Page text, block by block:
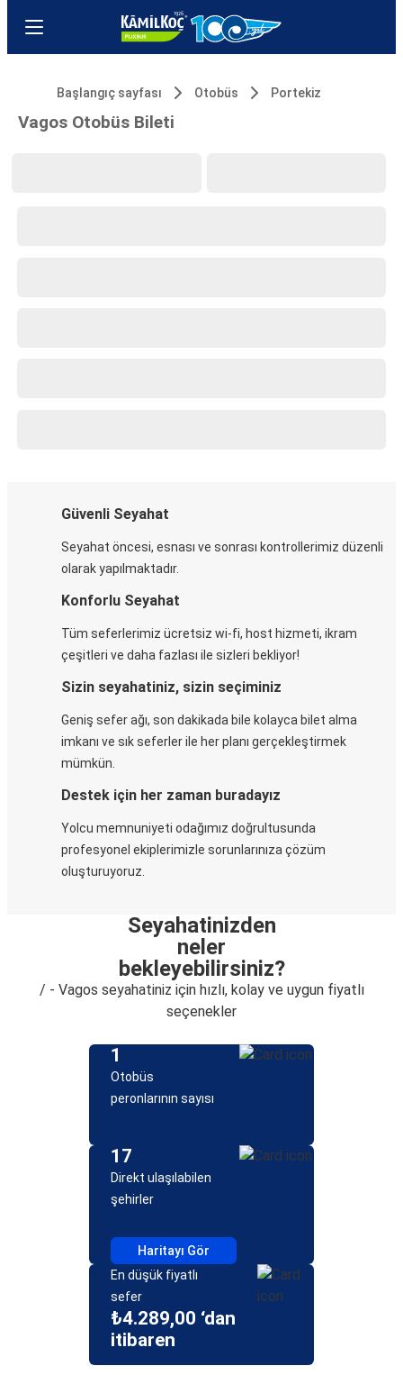
Başlangıç sayfası Otobüs Portekiz
Vagos Otobüs Bileti
Güvenli Seyahat
Seyahat öncesi, esnası ve sonrası kontrollerimiz düzenli
olarak yapılmaktadır.
Konforlu Seyahat
Tüm seferlerimiz ücretsiz wi-fi, host hizmeti, ikram
çeşitleri ve daha fazlası ile sizleri bekliyor!
Sizin seyahatiniz, sizin seçiminiz
Geniş sefer ağı, son dakikada bile kolayca bilet alma
imkanı ve sık seferler ile her planı gerçekleştirmek
mümkün.
Destek için her zaman buradayız
Yolcu memnuniyeti odağımız doğrultusunda
profesyonel ekiplerimizle sorunlarınıza çözüm
oluşturuyoruz.
Seyahatinizden
neler
bekleyebilirsiniz?
/ - Vagos seyahatiniz için hızlı, kolay ve uygun fiyatlı
seçenekler
1
Otobüs
peronlarının sayısı
17
Direkt ulaşılabilen
şehirler
Haritayı Gör
En düşük fiyatlı
sefer
₺4.289,00 ‘dan
itibaren